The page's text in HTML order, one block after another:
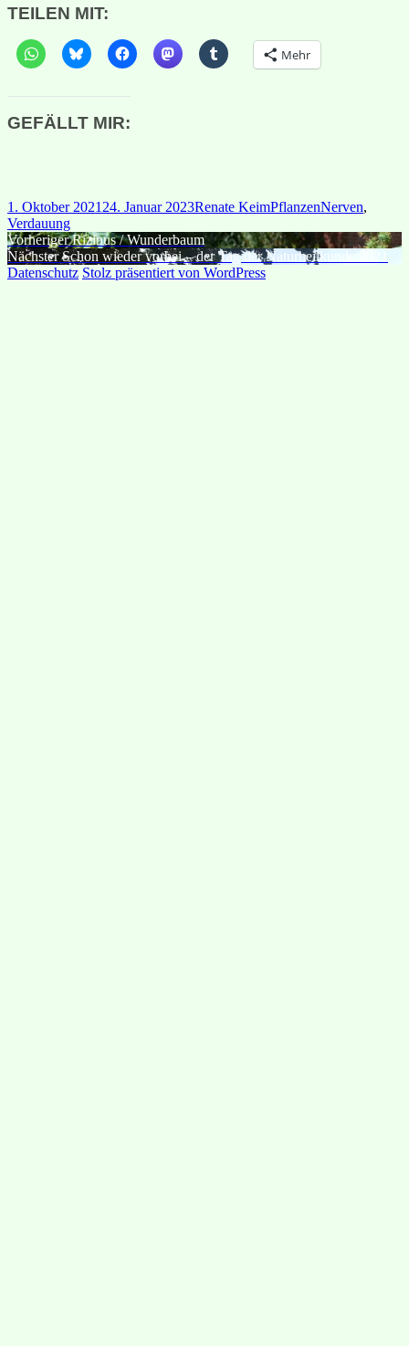
TEILEN MIT:
Mehr
GEFÄLLT MIR:
Veröffentlicht
am
1. Oktober 202124. Januar 2023Autor
Renate KeimKategorien
PflanzenSchlagwörter
Nerven,
Verdauung
Beitragsnavigation
VorherigerVorheriger
Beitrag:
Rizinus / Wunderbaum
NächsterNächster
Beitrag:
Schon wieder vorbei – der Tag der Naturheilkunde 2021
Datenschutz Stolz präsentiert von WordPress